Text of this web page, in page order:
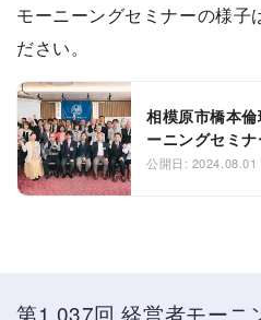
モーニーングセミナーの様子
ださい。
相模原市橋本
ーニングセミ
てみました！
公開日: 2024.08.01
第1,037回 経営者モーニ